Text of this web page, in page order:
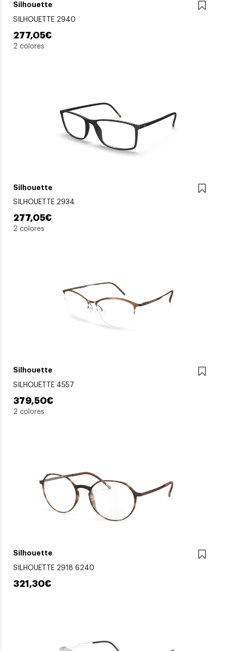
Silhouette
SILHOUETTE 2940
277,05€
2 colores
Silhouette
SILHOUETTE 2934
277,05€
2 colores
Silhouette
SILHOUETTE 4557
379,50€
2 colores
Silhouette
SILHOUETTE 2918 6240
321,30€